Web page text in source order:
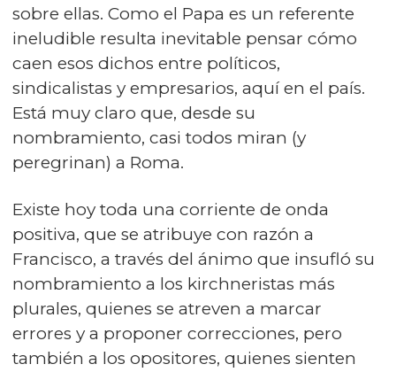
sobre ellas. Como el Papa es un referente
ineludible resulta inevitable pensar cómo
caen esos dichos entre políticos,
sindicalistas y empresarios, aquí en el país.
Está muy claro que, desde su
nombramiento, casi todos miran (y
peregrinan) a Roma.
Existe hoy toda una corriente de onda
positiva, que se atribuye con razón a
Francisco, a través del ánimo que insufló su
nombramiento a los kirchneristas más
plurales, quienes se atreven a marcar
errores y a proponer correcciones, pero
también a los opositores, quienes sienten